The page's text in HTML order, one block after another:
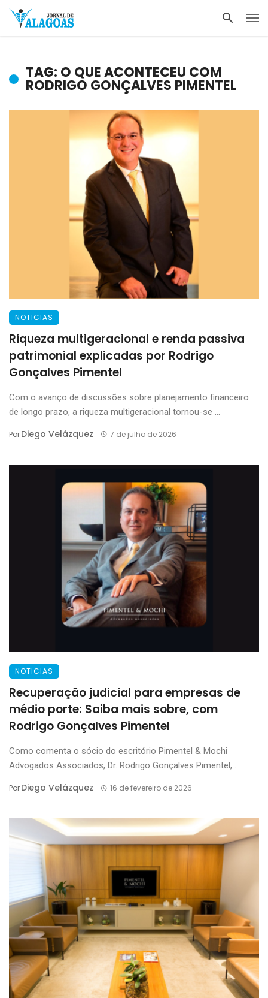
TAG: O QUE ACONTECEU COM
RODRIGO GONÇALVES PIMENTEL
NOTICIAS
Riqueza multigeracional e renda passiva
patrimonial explicadas por Rodrigo
Gonçalves Pimentel
Com o avanço de discussões sobre planejamento financeiro
de longo prazo, a riqueza multigeracional tornou-se ...
PorDiego Velázquez 7 de julho de 2026
NOTICIAS
Recuperação judicial para empresas de
médio porte: Saiba mais sobre, com
Rodrigo Gonçalves Pimentel
Como comenta o sócio do escritório Pimentel & Mochi
Advogados Associados, Dr. Rodrigo Gonçalves Pimentel, ...
PorDiego Velázquez 16 de fevereiro de 2026